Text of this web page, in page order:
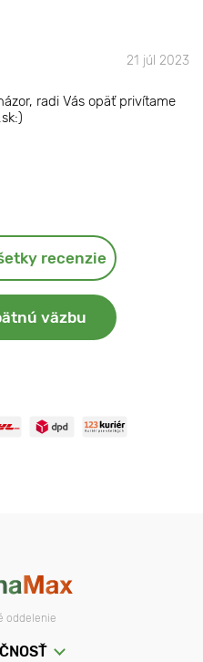
21 júl 2023
radi Vás opäť privítame
recenzie
väzbu
oddelenie